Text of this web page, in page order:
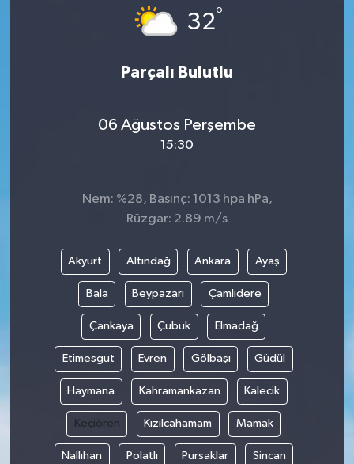
32°
Parçalı Bulutlu
06 Ağustos Perşembe
15:30
Nem: %28, Basınç: 1013 hpa hPa,
Rüzgar: 2.89 m/s
Akyurt Altındağ Ankara Ayaş
Bala Beypazarı Çamlıdere
Çankaya Çubuk Elmadağ
Etimesgut Evren Gölbaşı Güdül
Haymana Kahramankazan Kalecik
Keçiören Kızılcahamam Mamak
Nallıhan Polatlı Pursaklar Sincan